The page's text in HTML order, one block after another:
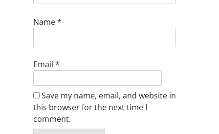
Name*
Email *
Save my name, email, and website in
this browser for the next time I
comment.